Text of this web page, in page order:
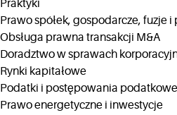
Praktyki
Prawo spółek, gospodarcze, fuzje i
Obsługa prawna transakcji M&A
Doradztwo w sprawach
Rynki kapitałowe
Podatki i postępowania
Prawo energetyczne i inwestycje